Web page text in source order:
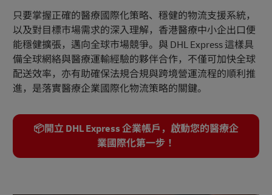
只要掌握正確的醫療國際化策略、穩健的物流支援系統，
以及對目標市場需求的深入理解，香港醫療中小企出口便
能穩健擴張，邁向全球市場競爭。與 DHL Express 這樣具
備全球網絡與醫療運輸經驗的夥伴合作，不僅可加快全球
配送效率，亦有助確保法規合規與跨境營運流程的順利推
進，是落實醫療企業國際化物流策略的關鍵。
📦開立 DHL Express 企業帳戶，啟動您的醫療企
業國際化第一步！